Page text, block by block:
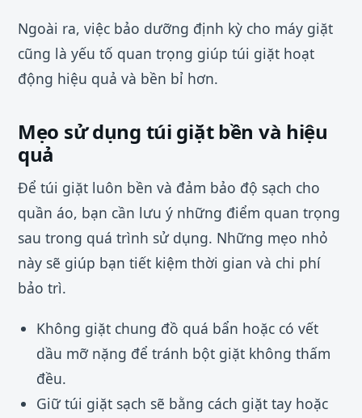
Ngoài ra, việc bảo dưỡng định kỳ cho máy giặt
cũng là yếu tố quan trọng giúp túi giặt hoạt
động hiệu quả và bền bỉ hơn.
Mẹo sử dụng túi giặt bền và hiệu
quả
Để túi giặt luôn bền và đảm bảo độ sạch cho
quần áo, bạn cần lưu ý những điểm quan trọng
sau trong quá trình sử dụng. Những mẹo nhỏ
này sẽ giúp bạn tiết kiệm thời gian và chi phí
bảo trì.
Không giặt chung đồ quá bẩn hoặc có vết
dầu mỡ nặng để tránh bột giặt không thấm
đều.
Giữ túi giặt sạch sẽ bằng cách giặt tay hoặc